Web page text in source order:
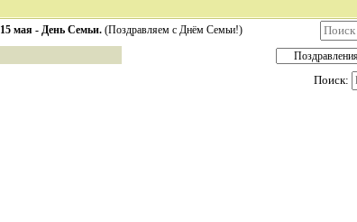
15 мая - День Семьи. (Поздравляем с Днём Семьи!)
Поиск: